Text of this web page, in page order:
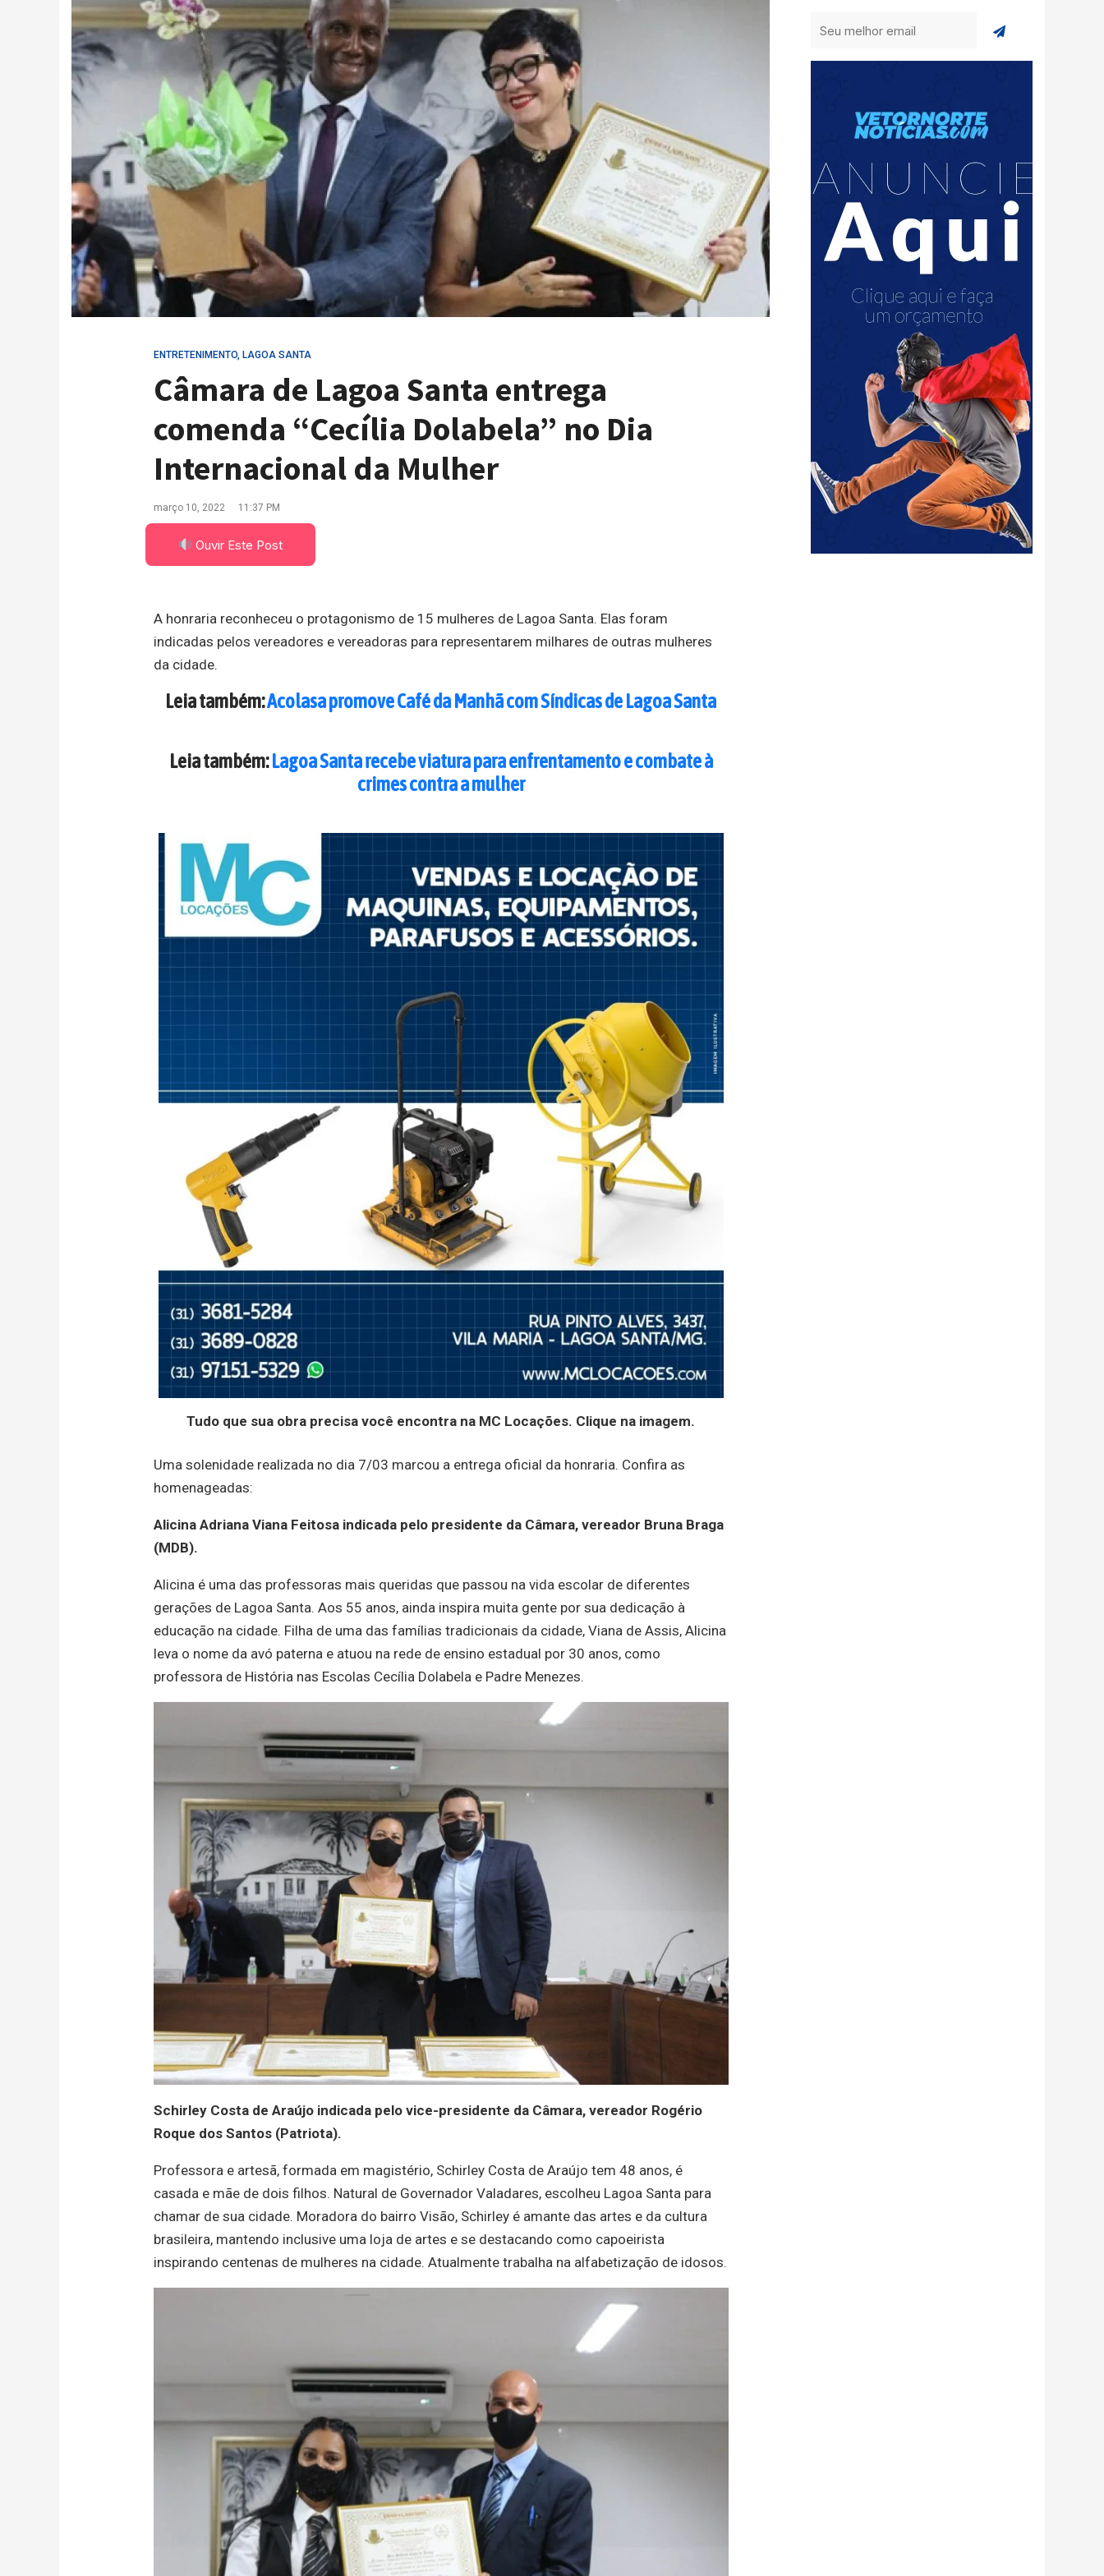
ENTRETENIMENTO, LAGOA SANTA
Câmara de Lagoa Santa entrega
comenda “Cecília Dolabela” no Dia
Internacional da Mulher
março 10, 2022 11:37 PM
Ouvir Este Post
A honraria reconheceu o protagonismo de 15 mulheres de Lagoa Santa. Elas foram
indicadas pelos vereadores e vereadoras para representarem milhares de outras mulheres
da cidade.
Leia também:Acolasa promove Café da Manhã com Síndicas de Lagoa Santa
Leia também:Lagoa Santa recebe viatura para enfrentamento e combate à
crimes contra a mulher
Tudo que sua obra precisa você encontra na MC Locações. Clique na imagem.
Uma solenidade realizada no dia 7/03 marcou a entrega oficial da honraria. Confira as
homenageadas:
Alicina Adriana Viana Feitosa indicada pelo presidente da Câmara, vereador Bruna Braga
(MDB).
Alicina é uma das professoras mais queridas que passou na vida escolar de diferentes
gerações de Lagoa Santa. Aos 55 anos, ainda inspira muita gente por sua dedicação à
educação na cidade. Filha de uma das famílias tradicionais da cidade, Viana de Assis, Alicina
leva o nome da avó paterna e atuou na rede de ensino estadual por 30 anos, como
professora de História nas Escolas Cecília Dolabela e Padre Menezes.
Schirley Costa de Araújo indicada pelo vice-presidente da Câmara, vereador Rogério
Roque dos Santos (Patriota).
Professora e artesã, formada em magistério, Schirley Costa de Araújo tem 48 anos, é
casada e mãe de dois filhos. Natural de Governador Valadares, escolheu Lagoa Santa para
chamar de sua cidade. Moradora do bairro Visão, Schirley é amante das artes e da cultura
brasileira, mantendo inclusive uma loja de artes e se destacando como capoeirista
inspirando centenas de mulheres na cidade. Atualmente trabalha na alfabetização de idosos.